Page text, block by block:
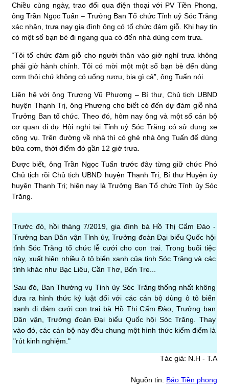
Chiều cùng ngày, trao đổi qua điện thoại với PV Tiền Phong,
ông Trần Ngọc Tuấn – Trưởng Ban Tổ chức Tỉnh uỷ Sóc Trăng
xác nhận, trưa nay gia đình ông có tổ chức đám giỗ. Khi hay tin
có một số bạn bè đi ngang qua có đến nhà dùng cơm trưa.
“Tôi tổ chức đám giỗ cho người thân vào giờ nghỉ trưa không
phải giờ hành chính. Tôi có mời một một số bạn bè đến dùng
cơm thôi chứ không có uống rượu, bia gì cả”, ông Tuấn nói.
Liên hệ với ông Trương Vũ Phương – Bí thư, Chủ tịch UBND
huyện Thạnh Trị, ông Phương cho biết có đến dự đám giỗ nhà
Trưởng Ban tổ chức. Theo đó, hôm nay ông và một số cán bộ
cơ quan đi dự Hội nghị tại Tỉnh uỷ Sóc Trăng có sử dụng xe
công vụ. Trên đường về nhà thì có ghé nhà ông Tuấn để dùng
bữa cơm, thời điểm đó gần 12 giờ trưa.
Được biết, ông Trần Ngọc Tuấn trước đây từng giữ chức Phó
Chủ tịch rồi Chủ tịch UBND huyện Thạnh Trị, Bí thư Huyện ủy
huyện Thạnh Trị; hiện nay là Trưởng Ban Tổ chức Tỉnh ủy Sóc
Trăng.
Trước đó, hồi tháng 7/2019, gia đình bà Hồ Thị Cẩm Đào -
Trưởng ban Dân vận Tỉnh ủy, Trưởng đoàn Đại biểu Quốc hội
tỉnh Sóc Trăng tổ chức lễ cưới cho con trai. Trong buổi tiệc
này, xuất hiện nhiều ô tô biển xanh của tỉnh Sóc Trăng và các
tỉnh khác như Bạc Liêu, Cần Thơ, Bến Tre...
Sau đó, Ban Thường vụ Tỉnh ủy Sóc Trăng thống nhất không
đưa ra hình thức kỷ luật đối với các cán bộ dùng ô tô biển
xanh đi đám cưới con trai bà Hồ Thị Cẩm Đào, Trưởng ban
Dân vận, Trưởng đoàn Đại biểu Quốc hội Sóc Trăng. Thay
vào đó, các cán bộ này đều chung một hình thức kiểm điểm là
"rút kinh nghiệm."
Tác giả: N.H - T.A
Nguồn tin: Báo Tiền phong